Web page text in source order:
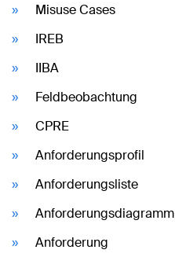
Misuse Cases
IREB
IIBA
Feldbeobachtung
CPRE
Anforderungsprofil
Anforderungsliste
Anforderungsdiagramm
Anforderung